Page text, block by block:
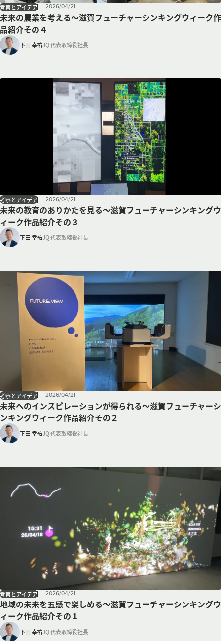
未来の農業を考える～滋賀フューチャーシンキングウィーク作
品紹介その４
考察とアイデア 2026/04/21
下田 幸祐JQ 代表取締役社長
未来の教育のありかたを見る～滋賀フューチャーシンキングウ
ィーク作品紹介その３
考察とアイデア 2026/04/21
下田 幸祐JQ 代表取締役社長
未来へのインスピレーションが得られる～滋賀フューチャーシ
ンキングウィーク作品紹介その２
考察とアイデア 2026/04/21
下田 幸祐JQ 代表取締役社長
地域の未来を五感で楽しめる～滋賀フューチャーシンキングウ
ィーク作品紹介その１
考察とアイデア 2026/04/21
下田 幸祐JQ 代表取締役社長